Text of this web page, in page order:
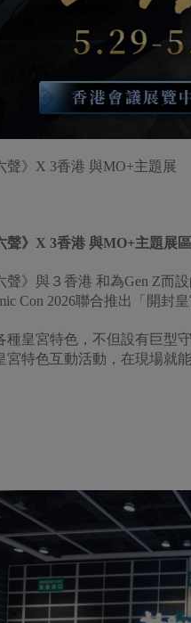
聲》X 3香港 與MO+主題展
聲》 X 3香港 與MO+主題展
聲》與３香港 和為Gen Z而
Con 2026聯合推出「開封皇
種皇宮特色，不但設有巨型
宮特色互動活動，在現場就